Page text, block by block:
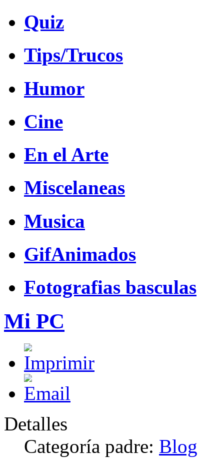
Quiz
Tips/Trucos
Humor
Cine
En el Arte
Miscelaneas
Musica
GifAnimados
Fotografias basculas
Mi PC
Detalles
Categoría padre: Blog